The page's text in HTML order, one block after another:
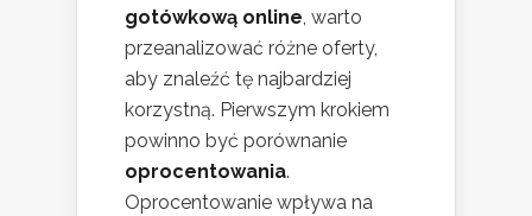
gotówkową online, warto
przeanalizować różne oferty,
aby znaleźć tę najbardziej
korzystną. Pierwszym krokiem
powinno być porównanie
oprocentowania.
Oprocentowanie wpływa na